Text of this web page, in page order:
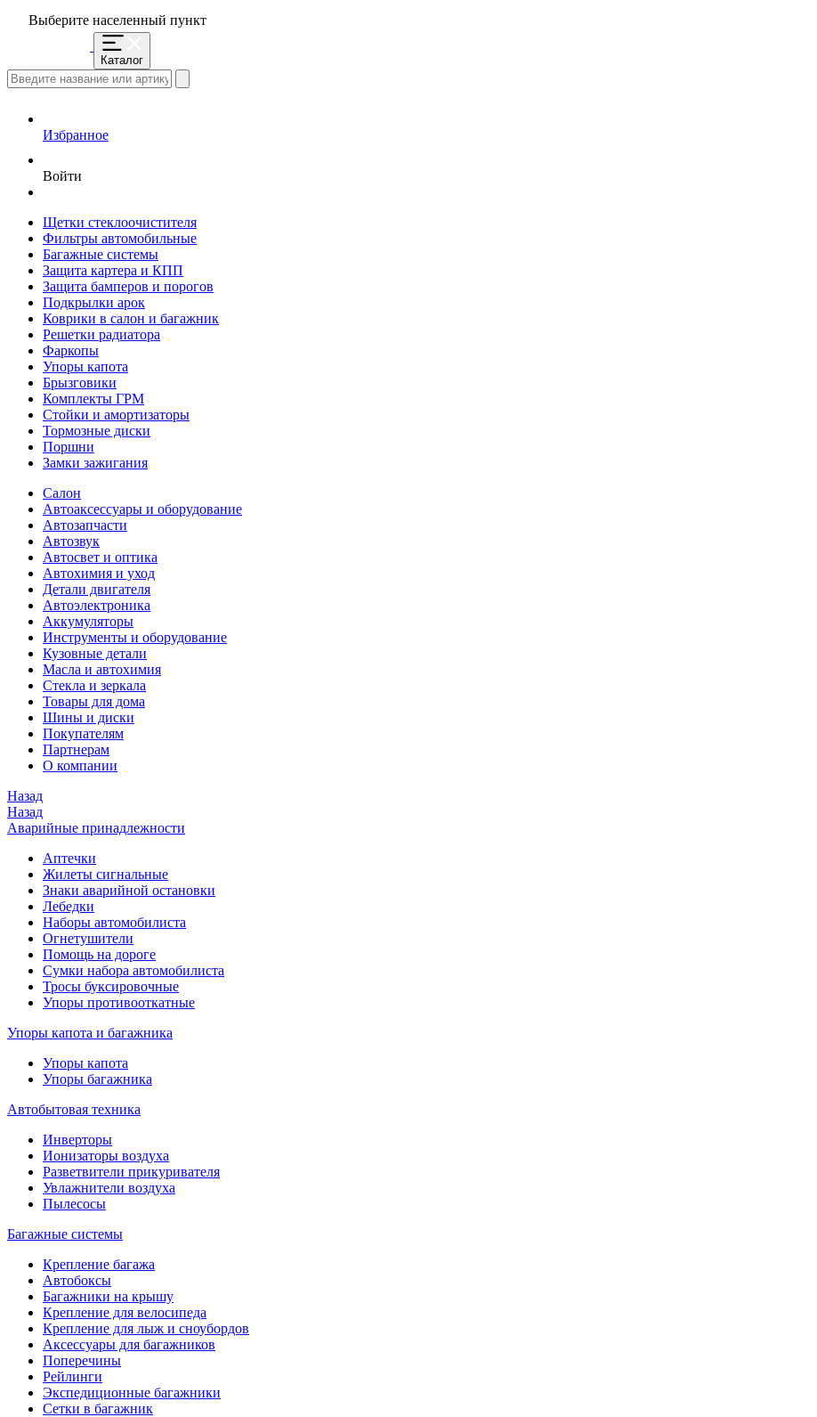
Выберите населенный пункт
Каталог
Избранное
Войти
Щетки стеклоочистителя
Фильтры автомобильные
Багажные системы
Защита картера и КПП
Защита бамперов и порогов
Подкрылки арок
Коврики в салон и багажник
Решетки радиатора
Фаркопы
Упоры капота
Брызговики
Комплекты ГРМ
Стойки и амортизаторы
Тормозные диски
Поршни
Замки зажигания
Салон
Автоаксессуары и оборудование
Автозапчасти
Автозвук
Автосвет и оптика
Автохимия и уход
Детали двигателя
Автоэлектроника
Аккумуляторы
Инструменты и оборудование
Кузовные детали
Масла и автохимия
Стекла и зеркала
Товары для дома
Шины и диски
Покупателям
Партнерам
О компании
Назад
Назад
Аварийные принадлежности
Аптечки
Жилеты сигнальные
Знаки аварийной остановки
Лебедки
Наборы автомобилиста
Огнетушители
Помощь на дороге
Сумки набора автомобилиста
Тросы буксировочные
Упоры противооткатные
Упоры капота и багажника
Упоры капота
Упоры багажника
Автобытовая техника
Инверторы
Ионизаторы воздуха
Разветвители прикуривателя
Увлажнители воздуха
Пылесосы
Багажные системы
Крепление багажа
Автобоксы
Багажники на крышу
Крепление для велосипеда
Крепление для лыж и сноубордов
Аксессуары для багажников
Поперечины
Рейлинги
Экспедиционные багажники
Сетки в багажник